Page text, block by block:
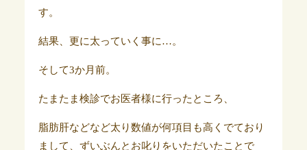
す。
結果、更に太っていく事に…。
そして3か月前。
たまたま検診でお医者様に行ったところ、
脂肪肝などなど太り数値が何項目も高くでており
まして、ずいぶんとお叱りをいただいたことで